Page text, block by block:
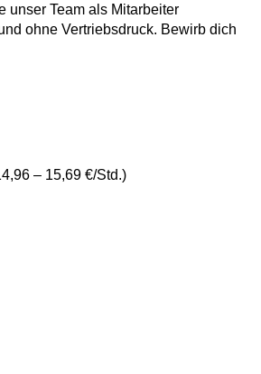
unser Team als Mitarbeiter
ohne Vertriebsdruck. Bewirb dich
– 15,69 €/Std.)